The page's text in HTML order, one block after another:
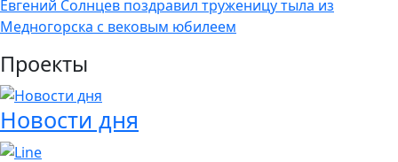
Евгений Солнцев поздравил труженицу тыла из
Медногорска с вековым юбилеем
Проекты
Новости дня